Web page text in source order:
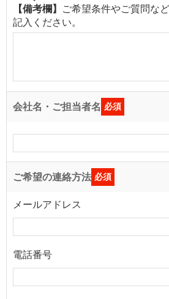
【備考欄】
ご希望条件やご質問な
記入ください。
会社名・ご担当者名 必須
ご希望の連絡方法 必須
メールアドレス
電話番号